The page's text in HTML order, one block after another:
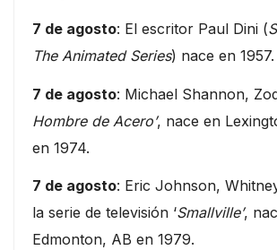
7 de agosto: El escritor Paul Dini (
The Animated Series) nace en 1957.
7 de agosto: Michael Shannon,
Hombre de Acero’, nace en
en 1974.
7 de agosto: Eric Johnson,
la serie de televisión ‘Smallville’,
Edmonton, AB en 1979.